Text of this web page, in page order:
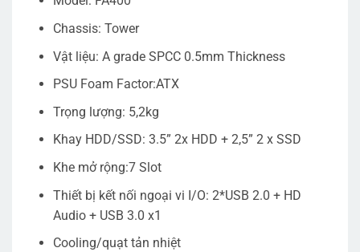
Chassis: Tower
Vật liệu: A grade SPCC 0.5mm Thickness
PSU Foam Factor:ATX
Trọng lượng: 5,2kg
Khay HDD/SSD: 3.5” 2x HDD + 2,5” 2 x SSD
Khe mở rộng:7 Slot
Thiết bị kết nối ngoại vi I/O: 2*USB 2.0 + HD
Audio + USB 3.0 x1
Cooling/quạt tản nhiệt